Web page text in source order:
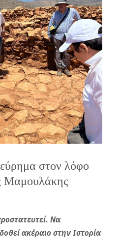
στον λόφο
Μαμουλάκης
Να
ακέραιο στην Ιστορία